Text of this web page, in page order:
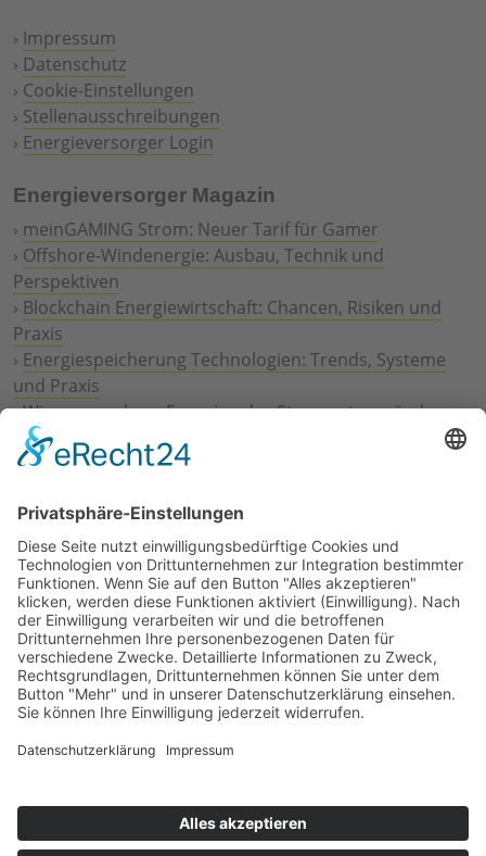
› Impressum
› Datenschutz
› Cookie-Einstellungen
› Stellenausschreibungen
› Energieversorger Login
Energieversorger Magazin
› meinGAMING Strom: Neuer Tarif für Gamer
› Offshore-Windenergie: Ausbau, Technik und
Perspektiven
› Blockchain Energiewirtschaft: Chancen, Risiken und
Praxis
› Energiespeicherung Technologien: Trends, Systeme
und Praxis
›Wie erneuerbare Energien das Stromnetz verändern
Digitalisierung Energiewirtschaft: Effizienz, Netze und
Prozesse
Geschäftsmodelle
›Vorstandswechsel Westenergie: Böddeling übernimmt
befristet
›Wasserstoff-Hochlauf: Dialog, Infrastruktur und
konkrete Schritte
›Solaranlage Regenbogenfarben: FC St. Pauli und
LichtBlick installieren erste weltweite Anlage
Jetzt an der STUDIE360 teilnehmen
Wir möchten Transparenz mit einheitlichen Kriterien
kostenlose Teilnahme wichtig. Die Ergebnisse werden
umgehend nach Teilnahme und Auswertung auf